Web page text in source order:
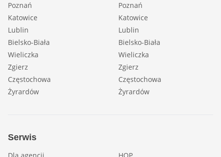
Poznań
Katowice
Lublin
Bielsko-Biała
Wieliczka
Zgierz
Częstochowa
Żyrardów
Poznań
Katowice
Lublin
Bielsko-Biała
Wieliczka
Zgierz
Częstochowa
Żyrardów
Serwis